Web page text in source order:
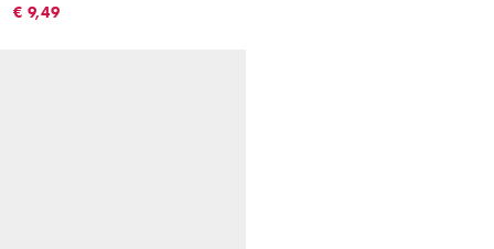
€ 9,49